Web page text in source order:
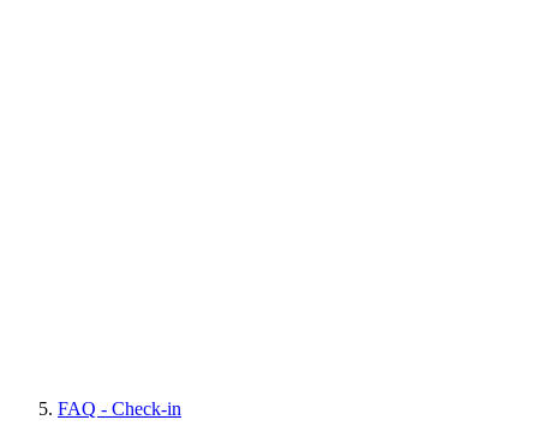
FAQ - Check-in